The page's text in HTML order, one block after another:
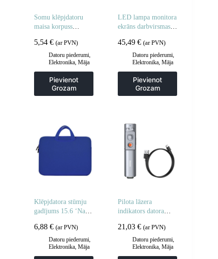
Somu klēpjdatoru
maisa korpuss
melns
5,54 € (ar PVN)
Datoru piederumi,
Elektronika, Māja
Pievienot
Grozam
LED lampa monitora
ekrāns darbvirsmas
apgaismojumam
melns i-wok2
45,49€ (ar PVN)
Datoru piederumi,
Elektronika,Māja
Pievienot
Grozam
Klēpjdatora stūmju
gadījums 15.6 ‘Navy
6,88 € (ar PVN)
Datoru piederumi
Elektronika Māja
Pilota lāzera
indikators datora
iebūvētu oranžu
punktu pelēku
akumulatoru
21,03€ (ar PVN)
Datoru piederumi
Elektronika ,Māja